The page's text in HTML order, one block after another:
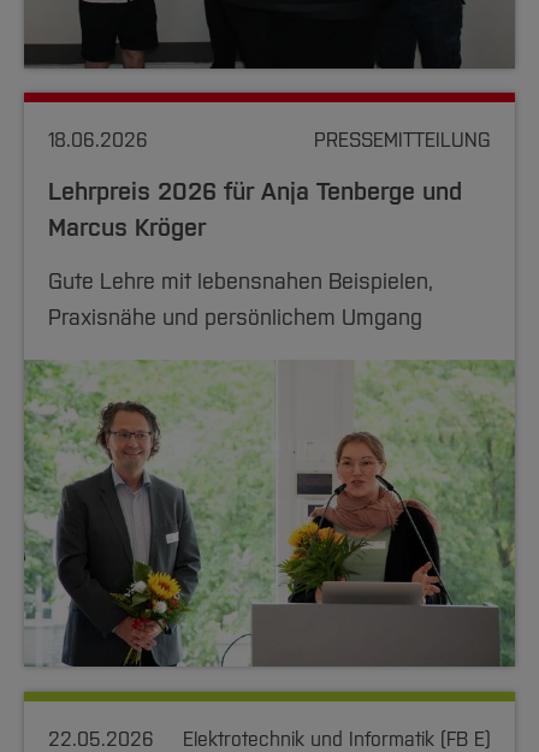
18.06.2026 PRESSEMITTEILUNG
Lehrpreis 2026 für Anja Tenberge und
Marcus Kröger
Gute Lehre mit lebensnahen Beispielen,
Praxisnähe und persönlichem Umgang
22.05.2026 Elektrotechnik und Informatik (FB E)